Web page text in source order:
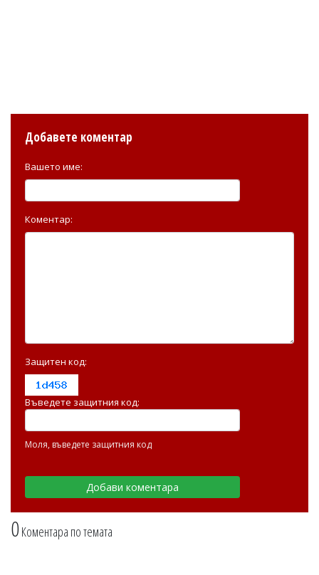
0Коментара по темата
Добавете коментар
Вашето име:
Коментар:
Защитен код:
Въведете защитния код:
Моля, въведете защитния код